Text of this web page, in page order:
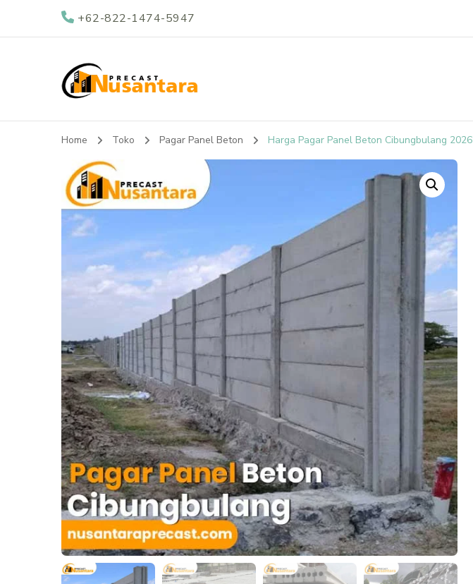
+62-822-1474-5947
Nusantara Precast
Home Toko Pagar Panel Beton Harga Pagar Panel Beton Cibungbulang 2026